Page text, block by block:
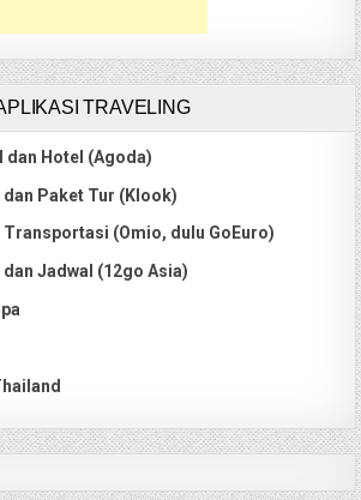
TRAVELING
dan Hotel (Agoda)
Paket Tur (Klook)
(Omio, dulu GoEuro)
Jadwal (12go Asia)